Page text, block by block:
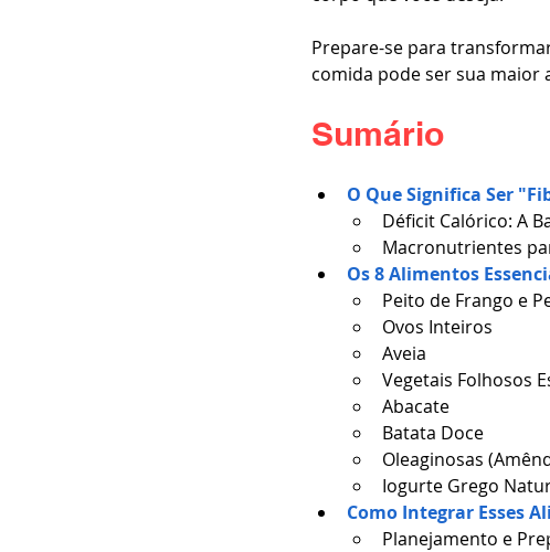
Prepare-se para
comida pode ser sua maior
Sumário
O Que Significa Ser
Déficit Calórico: A
Macronutrientes
Os 8 Alimentos
Peito de Frango e
Ovos Inteiros
Aveia
Vegetais Folhosos
Abacate
Batata Doce
Oleaginosas
Iogurte Grego
Como Integrar Esses
Planejamento e